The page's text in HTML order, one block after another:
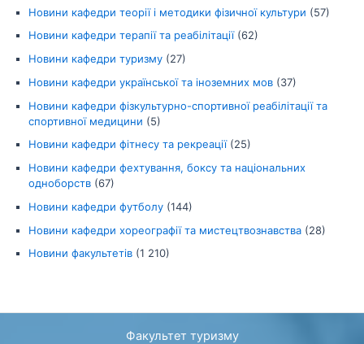
Новини кафедри теорії і методики фізичної культури (57)
Новини кафедри терапії та реабілітації(62)
Новини кафедри туризму (27)
Новини кафедри української та іноземних мов (37)
Новини кафедри фізкультурно-спортивної реабілітації та
спортивної медицини (5)
Новини кафедри фітнесу та рекреації(25)
Новини кафедри фехтування, боксу та національних
одноборств (67)
Новини кафедри футболу (144)
Новини кафедри хореографії та мистецтвознавства (28)
Новини факультетів (1 210)
Факультет туризму